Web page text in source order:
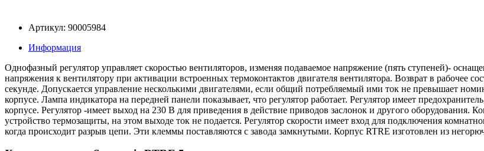
Артикул: 90005984
Информация
Однофазный регулятор управляет скоростью вентиляторов, изменяя подаваемое напряжение (пять ступеней)-
напряжения к вентилятору при активации встроенных термоконтактов двигателя вентилятора. Возврат в рабочее
секунде. Допускается управление несколькими двигателями, если общий потребляемый ими ток не превышает
корпусе. Лампа индикатора на передней панели показывает, что регулятор работает. Регулятор имеет
корпусе. Регулятор -имеет выход на 230 В для приведения в действие приводов заслонок и другого оборудования.
устройство термозащиты, на этом выходе ток не подается. Регулятор скорости имеет вход для подключения
когда происходит разрыв цепи. Эти клеммы поставляются с завода замкнутыми. Корпус RTRE изготовлен из